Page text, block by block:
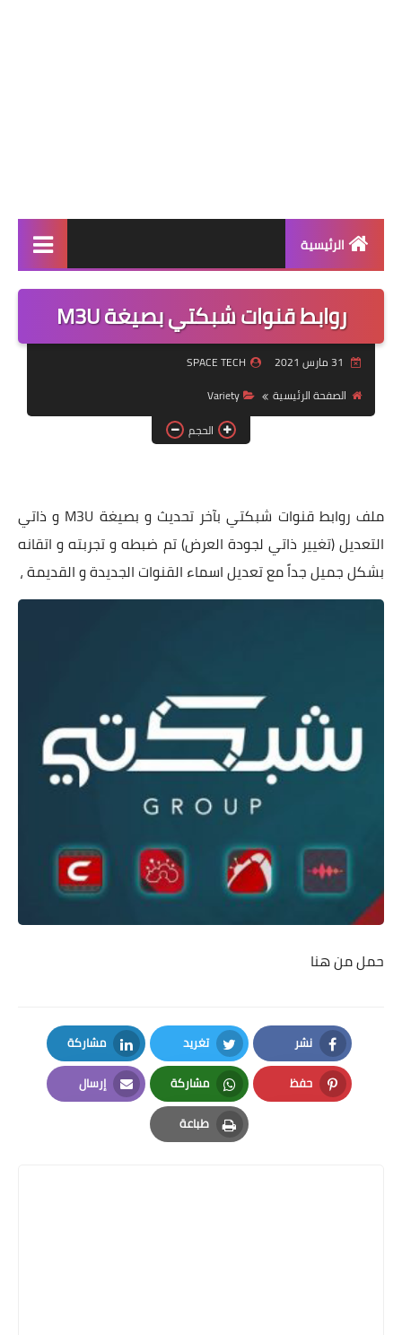
الرئيسية
الكومبيوتر
الموبايل
بلوجر
روابط قنوات شبكتي بصيغة M3U
SPACE TECH
الصفحة الرئيسية
Variety
الحجم
ملف روابط قنوات شبكتي بآخر تحديث و بصيغة M3U و ذاتي
التعديل (تغيير ذاتي لجودة العرض) تم ضبطه و تجربته و اتقانه
بشكل جميل جداً مع تعديل اسماء القنوات الجديدة و القديمة ،
حملمن هنا
نشر
Facebook
تغريد
Twitter
مشاركة
LinkedIn
حفظ
Pinterest
مشاركة
Whatsapp
إرسال
Email
طباعة
Print